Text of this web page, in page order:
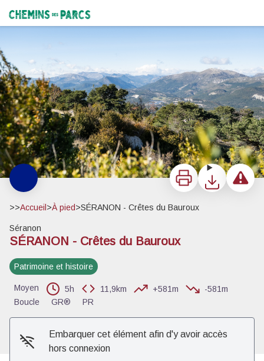
Chemins des Parcs
ImprimerTéléchargerSignaler
>>Accueil >À pied>SÉRANON - Crêtes du Bauroux
Séranon
SÉRANON - Crêtes du Bauroux
Patrimoine et histoire
Moyen 5h 11,9km +581m
-581m
Boucle
GR® PR
Embarquer cet élément afin d'y avoir accès
hors connexion